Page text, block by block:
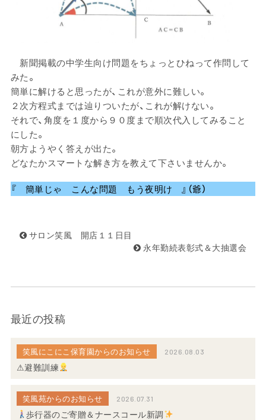
新聞掲載の中学生向け問題をちょっとひねって作問して
みた。
簡単に解けると思ったが、これが意外に難しい。
２次方程式までは辿りついたが、これが解けない。
それで、角度を１度から９０度まで順次代入してみること
にした。
朝方ようやく答えが出た。
どなたかスマートな解き方を教えて下さいませんか。
『 簡単じゃ こんな問題 もう夜明け 』（爺）
サロン笑風 開店１１日目
永年勤続表彰式＆大抽選会
最近の投稿
笑風にこにこ保育園からのお知らせ 2026.08.03
⚠避難訓練
笑風苑からのお知らせ 2026.07.31
歩行器のご寄贈＆ナースコール新調